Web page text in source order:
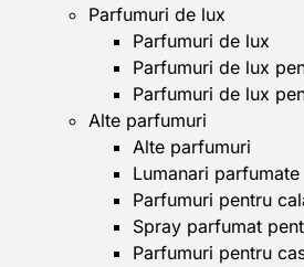
Parfumuri de lux
Parfumuri de lux
Parfumuri de lux
Parfumuri de lux
Alte parfumuri
Alte parfumuri
Lumanari parfumate
Parfumuri pentru
Spray parfumat
Parfumuri pentru